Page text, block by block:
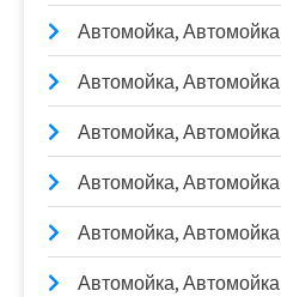
Автомойка, Автомойка
Автомойка, Автомойка
Автомойка, Автомойка
Автомойка, Автомойка
Автомойка, Автомойка
Автомойка, Автомойка